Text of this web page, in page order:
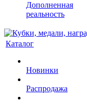
Дополненная
реальность
Каталог
Новинки
Распродажа